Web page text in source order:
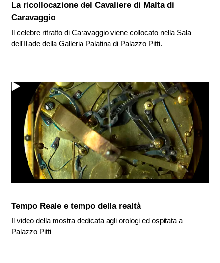
La ricollocazione del Cavaliere di Malta di
Caravaggio
Il celebre ritratto di Caravaggio viene collocato nella Sala
dell'Iliade della Galleria Palatina di Palazzo Pitti.
Tempo Reale e tempo della realtà
Il video della mostra dedicata agli orologi ed ospitata a
Palazzo Pitti